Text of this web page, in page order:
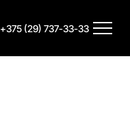
+375 (29) 737-33-33